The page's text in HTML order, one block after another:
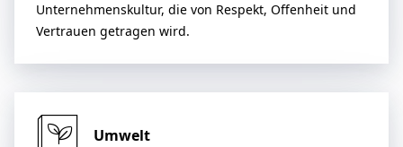
Unternehmenskultur, die von Respekt, Offenheit und
Vertrauen getragen wird.
Umwelt